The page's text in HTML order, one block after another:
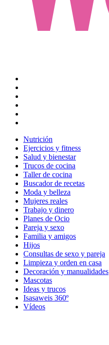
Nutrición
Ejercicios y fitness
Salud y bienestar
Trucos de cocina
Taller de cocina
Buscador de recetas
Moda y belleza
Mujeres reales
Trabajo y dinero
Planes de Ocio
Pareja y sexo
Familia y amigos
Hijos
Consultas de sexo y pareja
Limpieza y orden en casa
Decoración y manualidades
Mascotas
Ideas y trucos
Isasaweis 360º
Vídeos